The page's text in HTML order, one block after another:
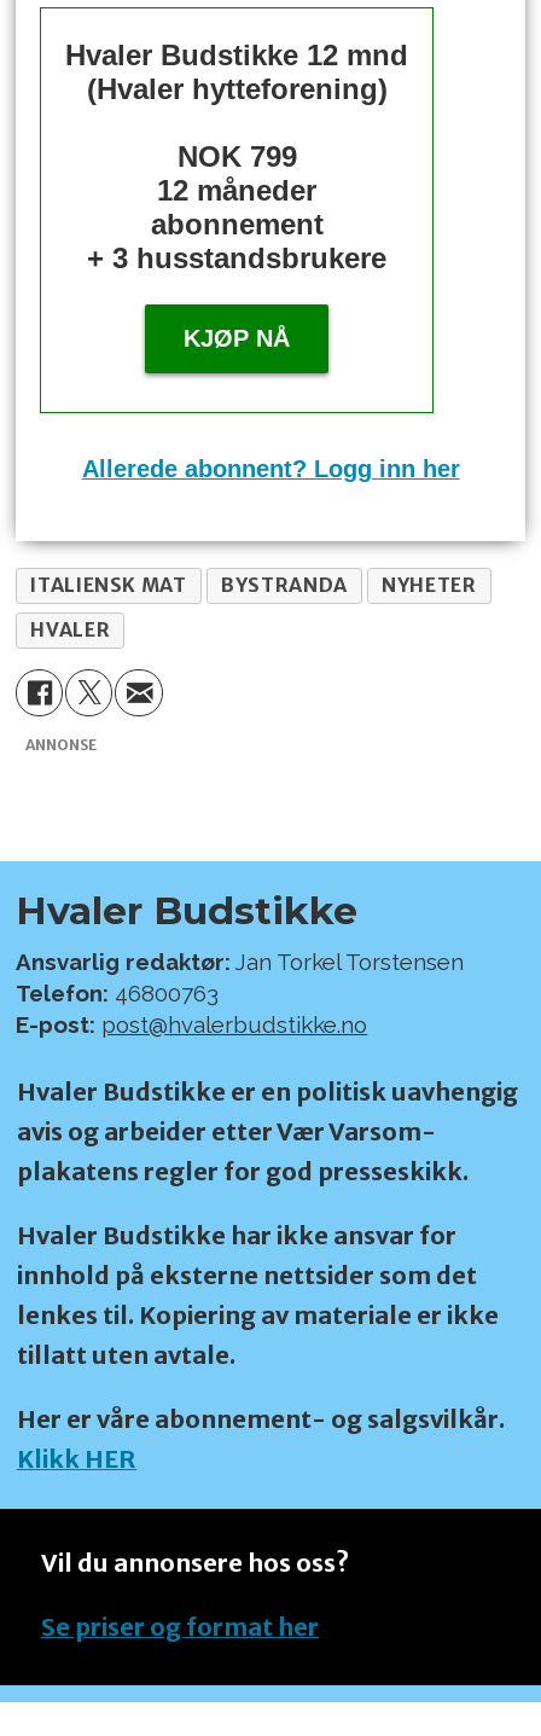
Hvaler Budstikke 12 mnd
(Hvaler hytteforening)
NOK 799
12 måneder
abonnement
+ 3 husstandsbrukere
KJØP NÅ
Allerede abonnent? Logg inn her
ITALIENSK MAT BYSTRANDA
NYHETER
HVALER
ANNONSE
Hvaler Budstikke
Ansvarlig redaktør: Jan Torkel Torstensen
Telefon: 46800763
E-post: post@hvalerbudstikke.no
Hvaler Budstikke er en politisk uavhengig
avis og arbeider etter Vær Varsom-
plakatens regler for god presseskikk.
Hvaler Budstikke har ikke ansvar for
innhold på eksterne nettsider som det
lenkes til. Kopiering av materiale er ikke
tillatt uten avtale.
Her er våre abonnement- og salgsvilkår.
Klikk HER
Vil du annonsere hos oss?
Se priser og format her